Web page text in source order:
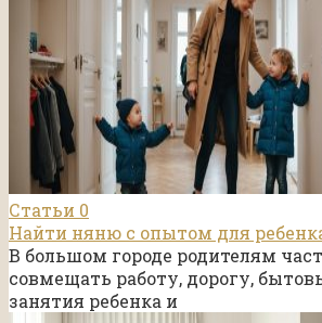
Статьи 0
Найти няню с опытом для
В большом городе родителям
совмещать работу, дорогу,
занятия ребенка и